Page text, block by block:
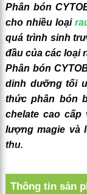
Phân bón
cho nhiều loại
quá trình sinh
đầu của các loại
Phân bón
dinh dưỡng tối
thức phân bón
chelate cao
lượng magie và
thu.
dinh dưỡng ở
Thông tin sản